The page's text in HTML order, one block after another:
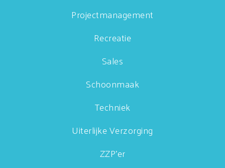
Projectmanagement
Recreatie
Sales
Schoonmaak
Techniek
Uiterlijke Verzorging
ZZP'er